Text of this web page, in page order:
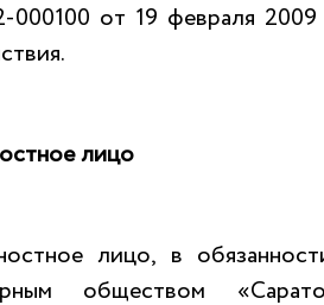
от 19 февраля
лицо
лицо, в
обществом